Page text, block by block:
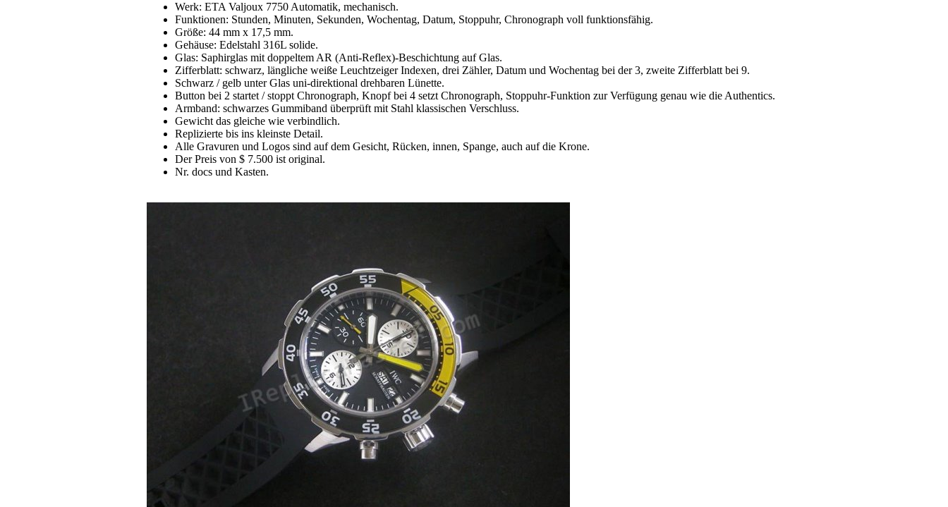
Werk: ETA Valjoux 7750 Automatik, mechanisch.
Funktionen: Stunden, Minuten, Sekunden, Wochentag, Datum, Stoppuhr, Chronograph voll funktionsfähig.
Größe: 44 mm x 17,5 mm.
Gehäuse: Edelstahl 316L solide.
Glas: Saphirglas mit doppeltem AR (Anti-Reflex)-Beschichtung auf Glas.
Zifferblatt: schwarz, längliche weiße Leuchtzeiger Indexen, drei Zähler, Datum und Wochentag bei der 3, zweite Zifferblatt bei 9.
Schwarz / gelb unter Glas uni-direktional drehbaren Lünette.
Button bei 2 startet / stoppt Chronograph, Knopf bei 4 setzt Chronograph, Stoppuhr-Funktion zur Verfügung genau wie die Authentics.
Armband: schwarzes Gummiband überprüft mit Stahl klassischen Verschluss.
Gewicht das gleiche wie verbindlich.
Replizierte bis ins kleinste Detail.
Alle Gravuren und Logos sind auf dem Gesicht, Rücken, innen, Spange, auch auf die Krone.
Der Preis von $ 7.500 ist original.
Nr. docs und Kasten.